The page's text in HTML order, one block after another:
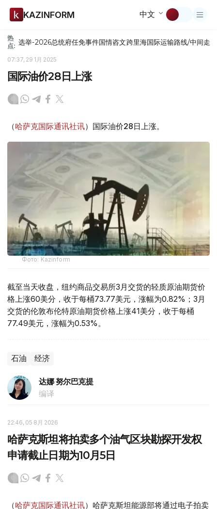
KAZINFORM 中文
热
点: 选举-2026总统府任免事件国情咨文跨里海国际运输路线/中间走廊
07:37, 29 1月 2025
国际油价28日上涨
（哈萨克国际通讯社讯）国际油价28日上涨。
Фото: Kazinform
截至当天收盘，纽约商品交易所3月交货的轻质原油期货价
格上涨60美分，收于每桶73.77美元，涨幅为0.82%；3月
交货的伦敦布伦特原油期货价格上涨41美分，收于每桶
77.49美元，涨幅为0.53%。
石油 经济
达娜 努尔巴克提
编译
22:46, 05 8月 2026
哈萨克斯坦将拍卖多个油气区块勘探开发权
申请截止日期为10月5日
（哈萨克国际通讯社讯）哈萨克斯坦能源部将通过电子拍卖